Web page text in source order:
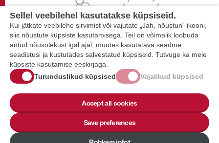
Sellel veebilehel kasutatakse küpsiseid.
Kui jätkate veebilehe sirvimist või vajutate „Jah, nõustun“ ikooni,
siis nõustute küpsiste kasutamisega. Teil on võimalik loobuda
antud nõusolekust igal ajal, muutes kasutatava seadme
seadistusi ja kustutades salvestatud küpsiseid. Tutvuge ka meie
küpsiste kasutamise eeskirjaga.
Turunduslikud küpsised
Vajalikud küpsised
Accept all cookies
Save preferences